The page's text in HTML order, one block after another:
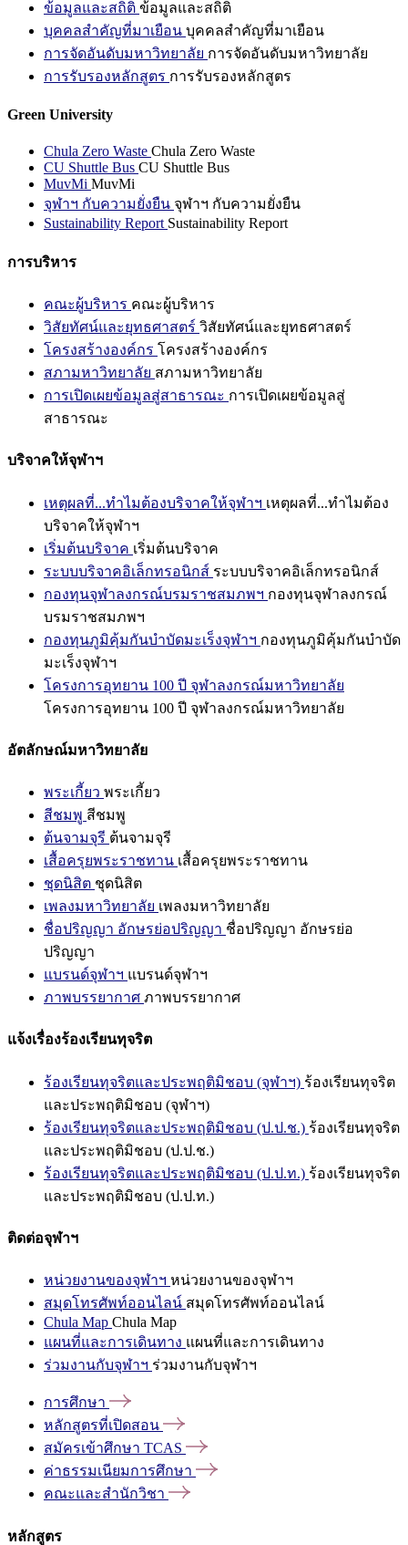
ข้อมูลและสถิติ ข้อมูลและสถิติ
บุคคลสำคัญที่มาเยือน บุคคลสำคัญที่มาเยือน
การจัดอันดับมหาวิทยาลัย การจัดอันดับมหาวิทยาลัย
การรับรองหลักสูตร การรับรองหลักสูตร
Green University
Chula Zero Waste Chula Zero Waste
CU Shuttle Bus CU Shuttle Bus
MuvMi MuvMi
จุฬาฯ กับความยั่งยืน จุฬาฯ กับความยั่งยืน
Sustainability Report Sustainability Report
การบริหาร
คณะผู้บริหาร คณะผู้บริหาร
วิสัยทัศน์และยุทธศาสตร์ วิสัยทัศน์และยุทธศาสตร์
โครงสร้างองค์กร โครงสร้างองค์กร
สภามหาวิทยาลัย สภามหาวิทยาลัย
การเปิดเผยข้อมูลสู่สาธารณะ การเปิดเผยข้อมูลสู่
สาธารณะ
บริจาคให้จุฬาฯ
เหตุผลที่...ทำไมต้องบริจาคให้จุฬาฯ เหตุผลที่...ทำไมต้อง
บริจาคให้จุฬาฯ
เริ่มต้นบริจาค เริ่มต้นบริจาค
ระบบบริจาคอิเล็กทรอนิกส์ ระบบบริจาคอิเล็กทรอนิกส์
กองทุนจุฬาลงกรณ์บรมราชสมภพฯ กองทุนจุฬาลงกรณ์
บรมราชสมภพฯ
กองทุนภูมิคุ้มกันบำบัดมะเร็งจุฬาฯ กองทุนภูมิคุ้มกันบำบัด
มะเร็งจุฬาฯ
โครงการอุทยาน 100 ปี จุฬาลงกรณ์มหาวิทยาลัย
โครงการอุทยาน 100 ปี จุฬาลงกรณ์มหาวิทยาลัย
อัตลักษณ์มหาวิทยาลัย
พระเกี้ยว พระเกี้ยว
สีชมพู สีชมพู
ต้นจามจุรี ต้นจามจุรี
เสื้อครุยพระราชทาน เสื้อครุยพระราชทาน
ชุดนิสิต ชุดนิสิต
เพลงมหาวิทยาลัย เพลงมหาวิทยาลัย
ชื่อปริญญา อักษรย่อปริญญา ชื่อปริญญา อักษรย่อ
ปริญญา
แบรนด์จุฬาฯ แบรนด์จุฬาฯ
ภาพบรรยากาศ ภาพบรรยากาศ
แจ้งเรื่องร้องเรียนทุจริต
ร้องเรียนทุจริตและประพฤติมิชอบ (จุฬาฯ) ร้องเรียนทุจริต
และประพฤติมิชอบ (จุฬาฯ)
ร้องเรียนทุจริตและประพฤติมิชอบ (ป.ป.ช.) ร้องเรียนทุจริต
และประพฤติมิชอบ (ป.ป.ช.)
ร้องเรียนทุจริตและประพฤติมิชอบ (ป.ป.ท.) ร้องเรียนทุจริต
และประพฤติมิชอบ (ป.ป.ท.)
ติดต่อจุฬาฯ
หน่วยงานของจุฬาฯ หน่วยงานของจุฬาฯ
สมุดโทรศัพท์ออนไลน์ สมุดโทรศัพท์ออนไลน์
Chula Map Chula Map
แผนที่และการเดินทาง แผนที่และการเดินทาง
ร่วมงานกับจุฬาฯ ร่วมงานกับจุฬาฯ
การศึกษา
หลักสูตรที่เปิดสอน
สมัครเข้าศึกษา TCAS
ค่าธรรมเนียมการศึกษา
คณะและสำนักวิชา
หลักสูตร